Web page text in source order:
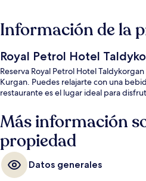
Información de la
Royal Petrol Hotel
Reserva Royal Petrol Hotel
Kurgan. Puedes relajarte con una
restaurante es el lugar ideal para
Más información
propiedad
Datos generales